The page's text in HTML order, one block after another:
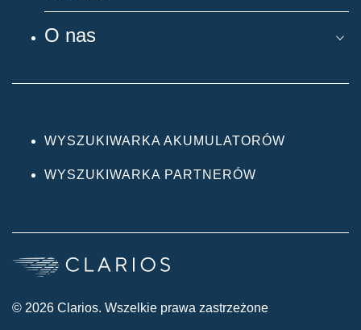
O nas
WYSZUKIWARKA AKUMULATORÓW
WYSZUKIWARKA PARTNERÓW
© 2026 Clarios. Wszelkie prawa zastrzeżone